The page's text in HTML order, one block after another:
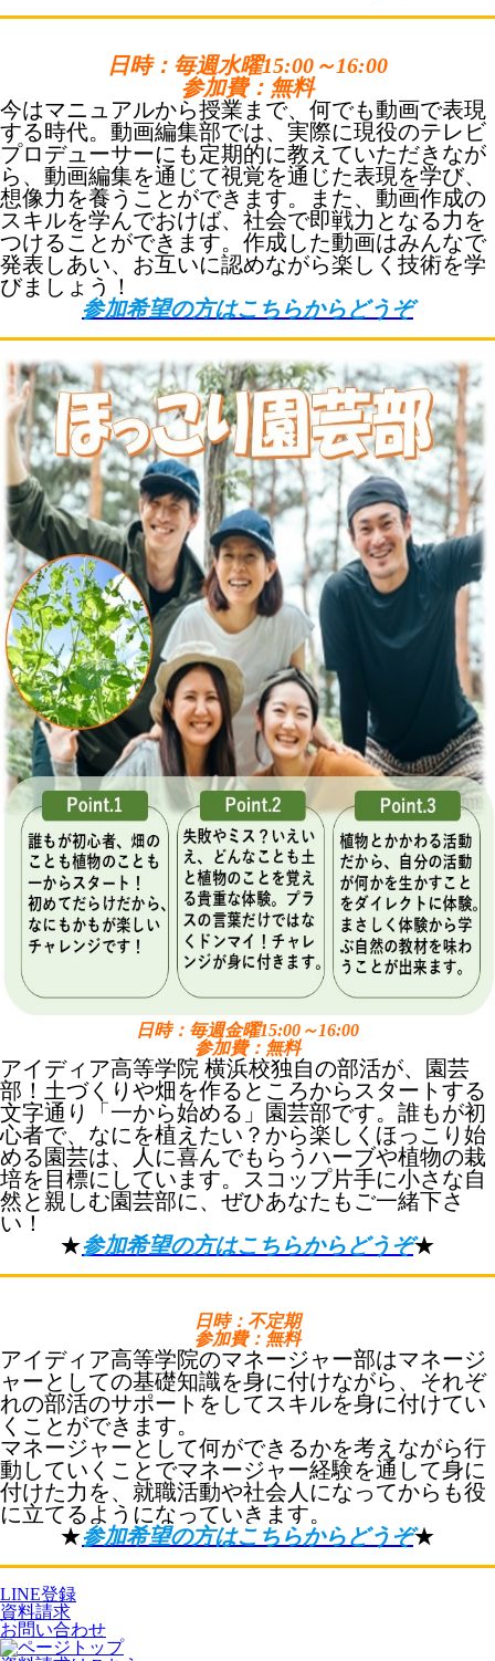
日時：毎週水曜15:00～16:00
参加費：無料
今はマニュアルから授業まで、何でも動画で表現
する時代。動画編集部では、実際に現役のテレビ
プロデューサーにも定期的に教えていただきなが
ら、動画編集を通じて視覚を通じた表現を学び、
想像力を養うことができます。また、動画作成の
スキルを学んでおけば、社会で即戦力となる力を
つけることができます。作成した動画はみんなで
発表しあい、お互いに認めながら楽しく技術を学
びましょう！
参加希望の方はこちらからどうぞ
日時：毎週金曜15:00～16:00
参加費：無料
アイディア高等学院 横浜校独自の部活が、園芸
部！土づくりや畑を作るところからスタートする
文字通り「一から始める」園芸部です。誰もが初
心者で、なにを植えたい？から楽しくほっこり始
める園芸は、人に喜んでもらうハーブや植物の栽
培を目標にしています。スコップ片手に小さな自
然と親しむ園芸部に、ぜひあなたもご一緒下さ
い！
★参加希望の方はこちらからどうぞ★
日時：不定期
参加費：無料
アイディア高等学院のマネージャー部はマネージ
ャーとしての基礎知識を身に付けながら、それぞ
れの部活のサポートをしてスキルを身に付けてい
くことができます。
マネージャーとして何ができるかを考えながら行
動していくことでマネージャー経験を通して身に
付けた力を、就職活動や社会人になってからも役
に立てるようになっていきます。
★参加希望の方はこちらからどうぞ★
LINE登録
資料請求
お問い合わせ